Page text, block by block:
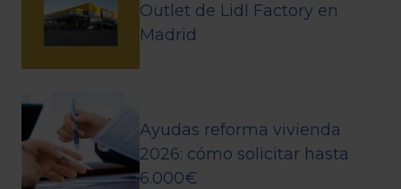
Outlet de Lidl Factory en
Madrid
Ayudas reforma vivienda
2026: cómo solicitar hasta
6.000€